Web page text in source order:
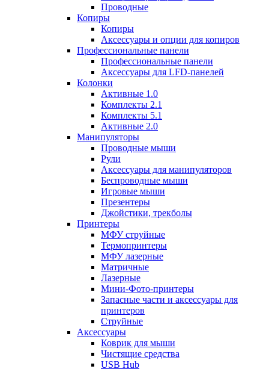
Проводные
Копиры
Копиры
Аксессуары и опции для копиров
Профессиональные панели
Профессиональные панели
Аксессуары для LFD-панелей
Колонки
Активные 1.0
Комплекты 2.1
Комплекты 5.1
Активные 2.0
Манипуляторы
Проводные мыши
Рули
Аксессуары для манипуляторов
Беспроводные мыши
Игровые мыши
Презентеры
Джойстики, трекболы
Принтеры
МФУ струйные
Термопринтеры
МФУ лазерные
Матричные
Лазерные
Мини-Фото-принтеры
Запасные части и аксессуары для
принтеров
Струйные
Аксессуары
Коврик для мыши
Чистящие средства
USB Hub